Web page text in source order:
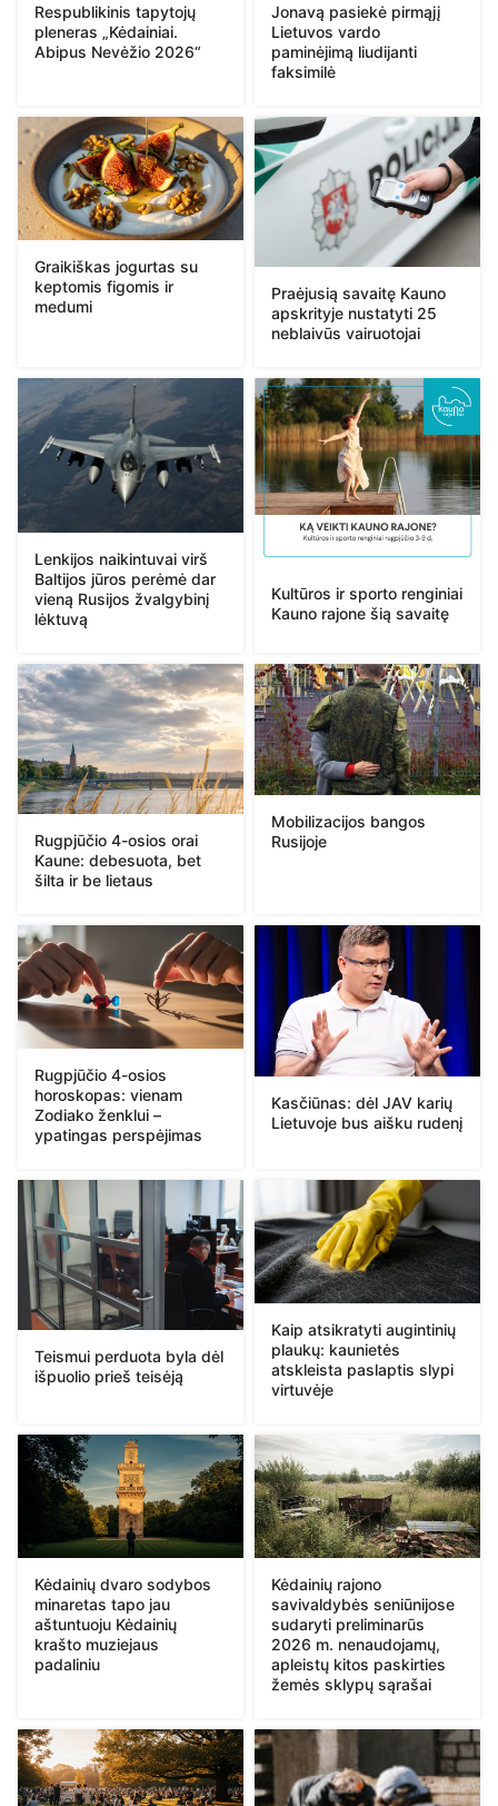
Respublikinis tapytojų
pleneras „Kėdainiai.
Abipus Nevėžio 2026“
Jonavą pasiekė pirmąjį
Lietuvos vardo
paminėjimą liudijanti
faksimilė
Graikiškas jogurtas su
keptomis figomis ir
medumi
Praėjusią savaitę Kauno
apskrityje nustatyti 25
neblaivūs vairuotojai
Lenkijos naikintuvai virš
Baltijos jūros perėmė dar
vieną Rusijos žvalgybinį
lėktuvą
Kultūros ir sporto renginiai
Kauno rajone šią savaitę
Rugpjūčio 4-osios orai
Kaune: debesuota, bet
šilta ir be lietaus
Mobilizacijos bangos
Rusijoje
Rugpjūčio 4-osios
horoskopas: vienam
Zodiako ženklui –
ypatingas perspėjimas
Kasčiūnas: dėl JAV karių
Lietuvoje bus aišku rudenį
Teismui perduota byla dėl
išpuolio prieš teisėją
Kaip atsikratyti augintinių
plaukų: kaunietės
atskleista paslaptis slypi
virtuvėje
Kėdainių dvaro sodybos
minaretas tapo jau
aštuntuoju Kėdainių
krašto muziejaus
padaliniu
Kėdainių rajono
savivaldybės seniūnijose
sudaryti preliminarūs
2026 m. nenaudojamų,
apleistų kitos paskirties
žemės sklypų sąrašai